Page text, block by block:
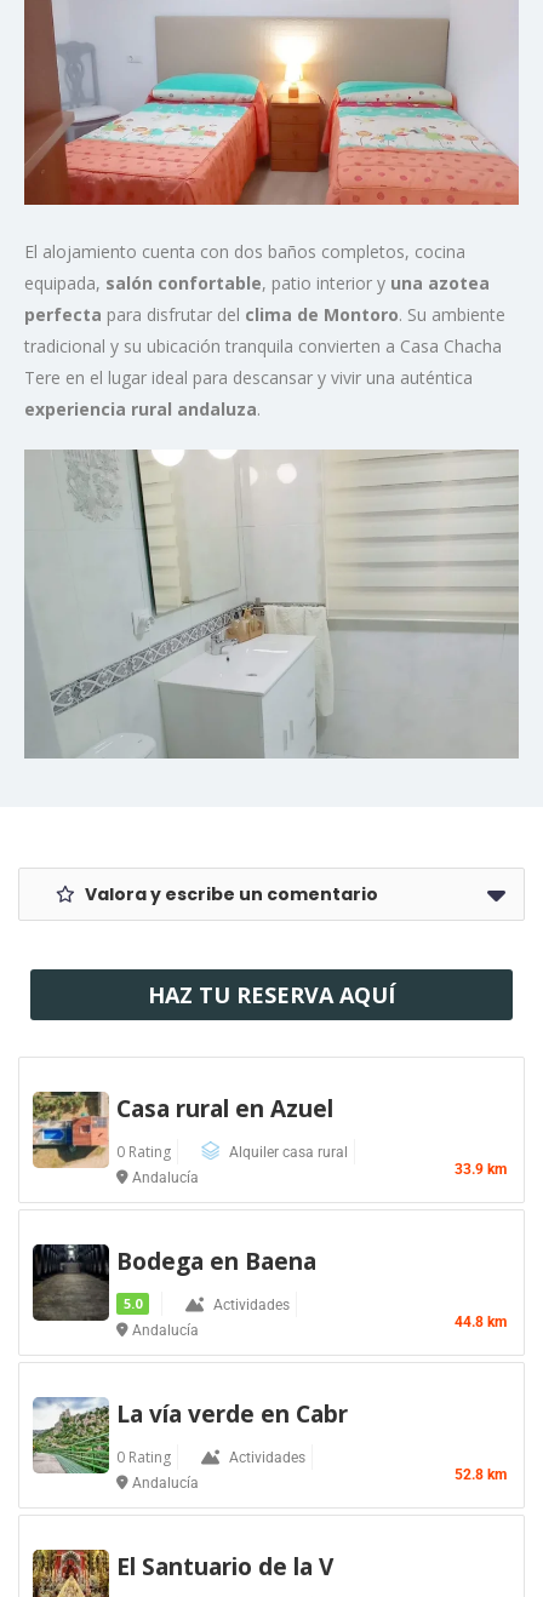
El alojamiento cuenta con dos baños completos, cocina
equipada, salón confortable, patio interior y una azotea
perfecta para disfrutar del clima de Montoro. Su ambiente
tradicional y su ubicación tranquila convierten a Casa Chacha
Tere en el lugar ideal para descansar y vivir una auténtica
experiencia rural andaluza.
Valora y escribe un comentario
HAZ TU RESERVA AQUÍ
Casa rural en Azuel
0 Rating
Alquiler casa rural
Andalucía
33.9 km
Bodega en Baena
5.0
Actividades
Andalucía
44.8 km
La vía verde en Cabr
0 Rating
Actividades
Andalucía
52.8 km
El Santuario de la V